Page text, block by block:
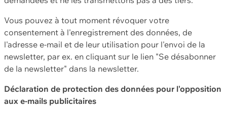
Vous pouvez à tout moment révoquer votre
consentement à l'enregistrement des données, de
l'adresse e-mail et de leur utilisation pour l'envoi de la
newsletter, par ex. en cliquant sur le lien "Se désabonner
de la newsletter" dans la newsletter.
Déclaration de protection des données pour l'opposition
aux e-mails publicitaires